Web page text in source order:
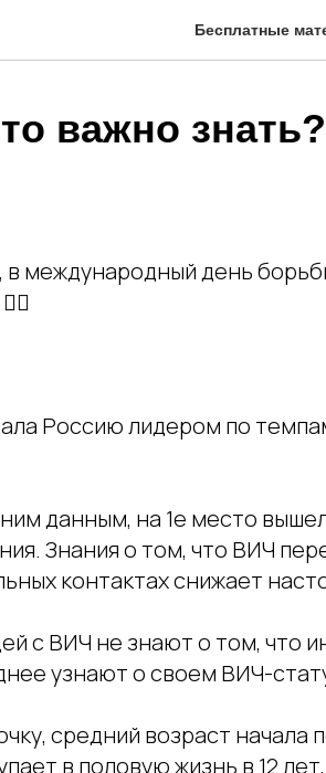
Бесплатные
важно знать?
в международный день
Россию лидером по
данным, на 1е место
Знания о том, что ВИЧ
контактах снижает
с ВИЧ не знают о том, что
узнают о своем ВИЧ-
средний возраст начала
в половую жизнь в 12